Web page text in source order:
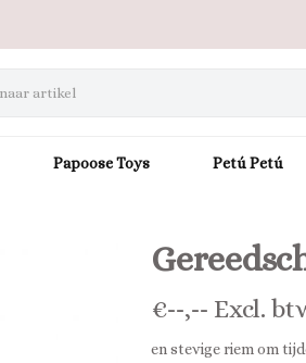
Papoose Toys Petú Petú
€--,-- Excl.
en stevige riem om